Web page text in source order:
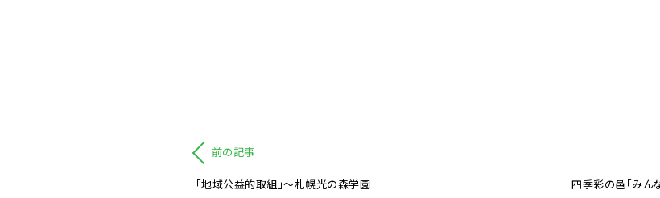
前の記事
「地域公益的取組」～札幌光の森学園 四季彩の邑「みん